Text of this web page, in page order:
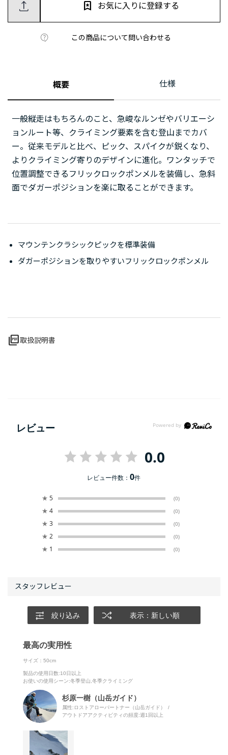
この商品について問い合わせる
お気に入りに登録する
概要 仕様
一般縦走はもちろんのこと、急峻なルンゼやバリエーシ
ョンルート等、クライミング要素を含む登山までカバ
ー。従来モデルと比べ、ピック、スパイクが鋭くなり、
よりクライミング寄りのデザインに進化。ワンタッチで
位置調整できるフリックロックポンメルを装備し、急斜
面でダガーポジションを楽に取ることができます。
マウンテンクラシックピックを標準装備
ダガーポジションを取りやすいフリックロックポンメル
picture_as_pdf取扱説明書
レビュー
0.0
レビュー件数：0件
★ 5 (0)
★ 4 (0)
★ 3 (0)
★ 2 (0)
★ 1 (0)
絞り込み 表示：新しい順
最高の実用性
サイズ：50cm
製品の使用日数:10日以上
お使いの使用シーン:冬季登山,冬季クライミング
杉原一樹（山岳ガイド）
属性:ロストアローパートナー（山岳ガイド）
アウトドアアクティビティの頻度:週1回以上